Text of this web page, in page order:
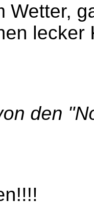
Wetter,
lecker
den